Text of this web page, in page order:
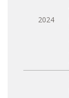
2024